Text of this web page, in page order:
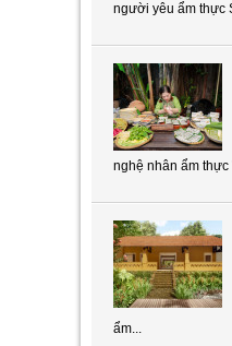
người yêu ẩm thực
nghệ nhân ẩm thực
ẩm...